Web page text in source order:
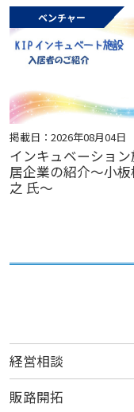
ベンチャー
掲載日：2026年08月04日
インキュベーショ
居企業の紹介～小板
之 氏～
経営相談
販路開拓